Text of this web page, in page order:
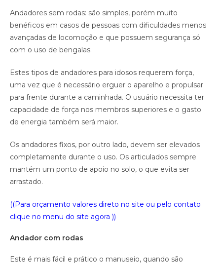
Andadores sem rodas: são simples, porém muito
benéficos em casos de pessoas com dificuldades menos
avançadas de locomoção e que possuem segurança só
com o uso de bengalas.
Estes tipos de andadores para idosos requerem força,
uma vez que é necessário erguer o aparelho e propulsar
para frente durante a caminhada. O usuário necessita ter
capacidade de força nos membros superiores e o gasto
de energia também será maior.
Os andadores fixos, por outro lado, devem ser elevados
completamente durante o uso. Os articulados sempre
mantém um ponto de apoio no solo, o que evita ser
arrastado.
((Para orçamento valores direto no site ou pelo contato
clique no menu do site agora ))
Andador com rodas
Este é mais fácil e prático o manuseio, quando são